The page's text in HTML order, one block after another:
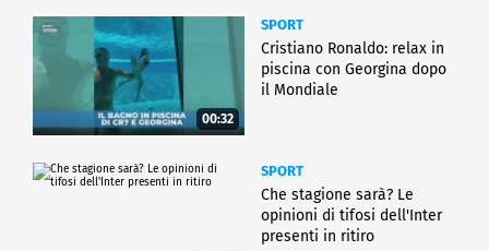
00:32
SPORT
Cristiano Ronaldo: relax in
piscina con Georgina dopo
il Mondiale
SPORT
Che stagione sarà? Le
opinioni di tifosi dell'Inter
presenti in ritiro